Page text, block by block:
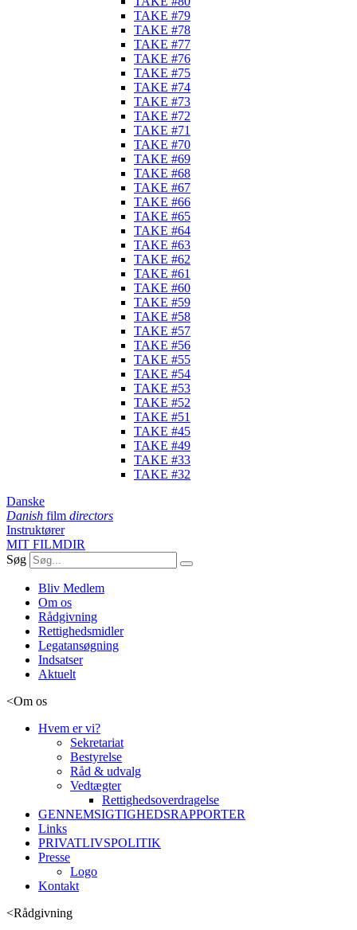
TAKE #79
TAKE #78
TAKE #77
TAKE #76
TAKE #75
TAKE #74
TAKE #73
TAKE #72
TAKE #71
TAKE #70
TAKE #69
TAKE #68
TAKE #67
TAKE #66
TAKE #65
TAKE #64
TAKE #63
TAKE #62
TAKE #61
TAKE #60
TAKE #59
TAKE #58
TAKE #57
TAKE #56
TAKE #55
TAKE #54
TAKE #53
TAKE #52
TAKE #51
TAKE #45
TAKE #49
TAKE #33
TAKE #32
Danske
Danish film directors
Instruktører
MIT FILMDIR
Søg
Bliv Medlem
Om os
Rådgivning
Rettighedsmidler
Legatansøgning
Indsatser
Aktuelt
<Om os
Hvem er vi?
Sekretariat
Bestyrelse
Råd & udvalg
Vedtægter
Rettighedsoverdragelse
GENNEMSIGTIGHEDSRAPPORTER
Links
PRIVATLIVSPOLITIK
Presse
Logo
Kontakt
<Rådgivning